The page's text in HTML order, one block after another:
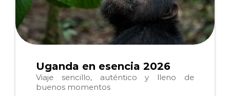
Uganda en esencia 2026
Viaje sencillo, auténtico y lleno de
buenos momentos